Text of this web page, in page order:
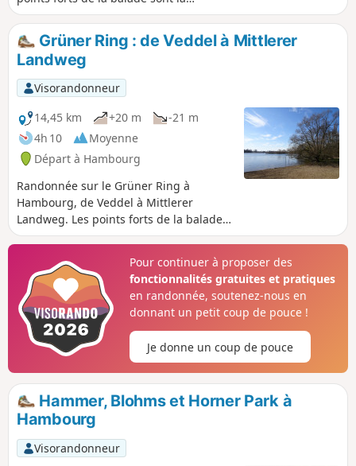
Wilhelmsburger Dove Elbe, le moulin à
vent Johanna et la Norderelbe.
Grüner Ring : de Veddel à Mittlerer
Landweg
Visorandonneur
14,45 km
+20 m
-21 m
4h 10
Moyenne
Départ à Hambourg
Randonnée sur le Grüner Ring à
Hambourg, de Veddel à Mittlerer
Landweg. Les points forts de la balade
sont le parc Entenwerder sur l'Elbe, l'île
lac Eichbaumsee.
Pour continuer à proposer des
fonctionnalités gratuites et pratiques
en randonnée, soutenez-nous en
donnant un petit coup de pouce !
Je donne un coup de pouce
Hammer, Blohms et Horner Park à
Hambourg
Visorandonneur